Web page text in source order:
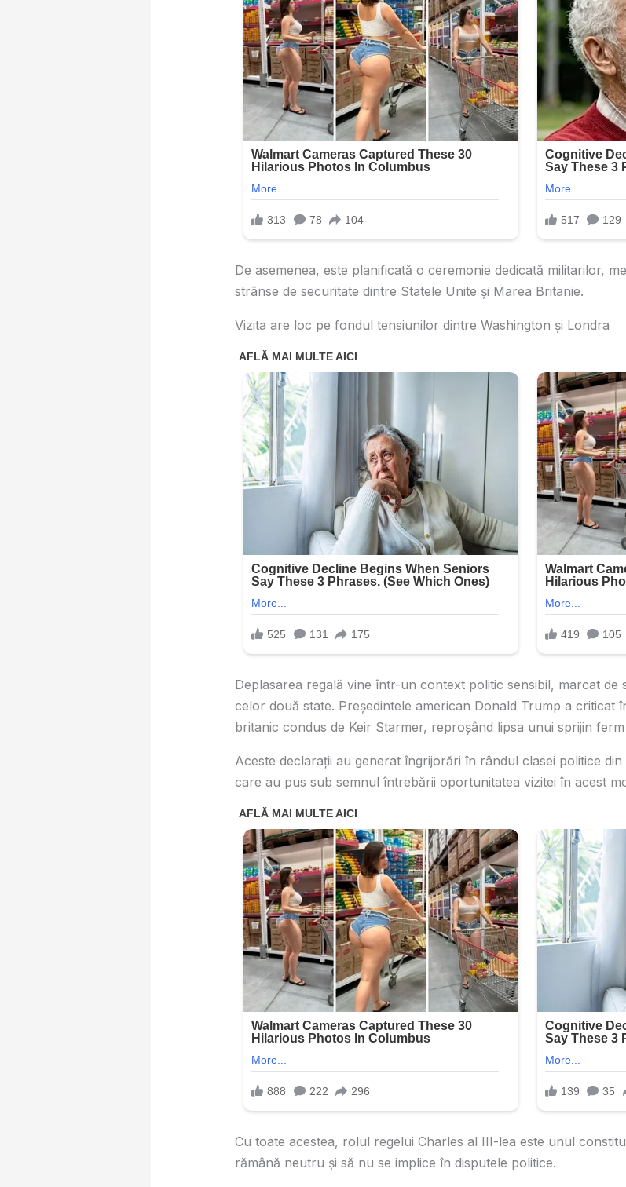
De asemenea, este planificată o ceremonie dedicată militarilor,
strânse de securitate dintre Statele Unite și Marea Britanie.
Vizita are loc pe fondul tensiunilor dintre Washington și Londra
Deplasarea regală vine într-un context politic sensibil, marcat de
celor două state. Președintele american Donald Trump a criticat
britanic condus de Keir Starmer, reproșând lipsa unui sprijin
Aceste declarații au generat îngrijorări în rândul clasei politice
care au pus sub semnul întrebării oportunitatea vizitei în acest
Cu toate acestea, rolul regelui Charles al III-lea este unul
rămână neutru și să nu se implice în disputele politice.